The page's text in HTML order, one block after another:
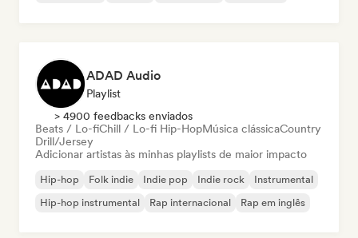
ADAD Audio
Playlist
> 4900 feedbacks enviados
Beats / Lo-fiChill / Lo-fi Hip-HopMúsica clássicaCountry
Drill/Jersey
Adicionar artistas às minhas playlists de maior impacto
Hip-hop Folk indie Indie pop Indie rock
Instrumental
Hip-hop instrumental
Rap internacional Rap em inglês